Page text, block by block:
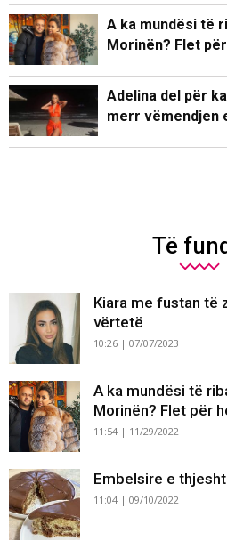
A ka mundësi të
Morinën? Flet
Adelina del për
merr vëmendjen
Të
Kiara me fustan të
vërtetë
10:26 | 07/07/2023
A ka mundësi të
Morinën? Flet për
11:54 | 11/29/2022
Embelsire e
11:04 | 09/10/2022